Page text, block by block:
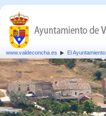
www.valdeconcha.es El Ayuntamiento